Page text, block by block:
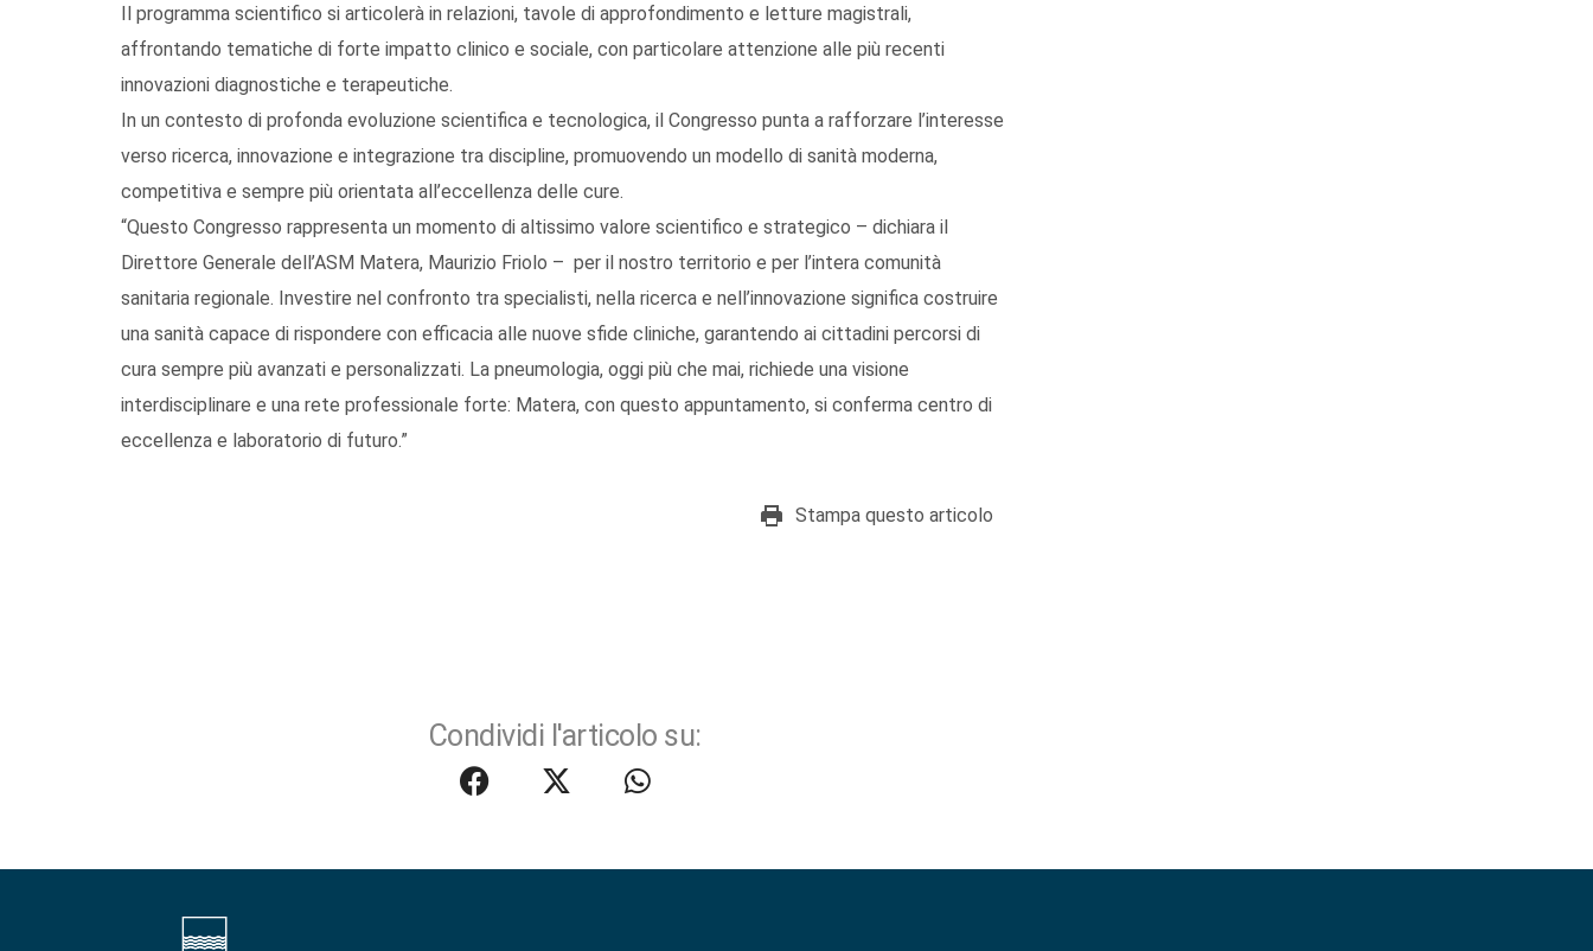
Il programma scientifico si articolerà in relazioni, tavole di approfondimento e letture magistrali,
affrontando tematiche di forte impatto clinico e sociale, con particolare attenzione alle più recenti
innovazioni diagnostiche e terapeutiche.
In un contesto di profonda evoluzione scientifica e tecnologica, il Congresso punta a rafforzare l’interesse
verso ricerca, innovazione e integrazione tra discipline, promuovendo un modello di sanità moderna,
competitiva e sempre più orientata all’eccellenza delle cure.
“Questo Congresso rappresenta un momento di altissimo valore scientifico e strategico – dichiara il
Direttore Generale dell’ASM Matera, Maurizio Friolo – per il nostro territorio e per l’intera comunità
sanitaria regionale. Investire nel confronto tra specialisti, nella ricerca e nell’innovazione significa costruire
una sanità capace di rispondere con efficacia alle nuove sfide cliniche, garantendo ai cittadini percorsi di
cura sempre più avanzati e personalizzati. La pneumologia, oggi più che mai, richiede una visione
interdisciplinare e una rete professionale forte: Matera, con questo appuntamento, si conferma centro di
eccellenza e laboratorio di futuro.”
Stampa questo articolo
Condividi l'articolo su: